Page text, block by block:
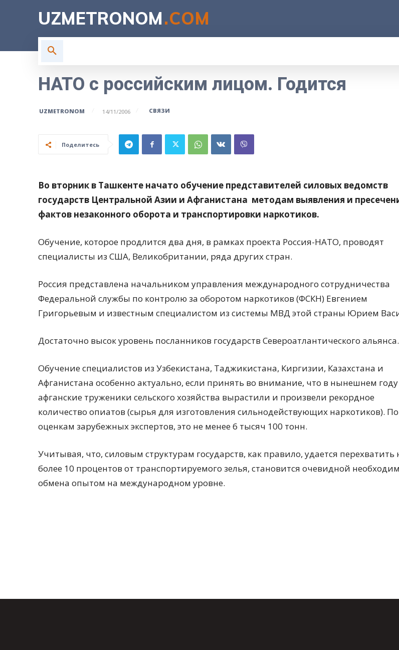
UZMETRONOM.COM
НАТО с российским лицом. Годится
UZMETRONOM 14/11/2006 СВЯЗИ
Поделитесь
Во вторник в Ташкенте начато обучение представителей силовых ведомств
государств Центральной Азии и Афганистана методам выявления и
фактов незаконного оборота и транспортировки наркотиков.
Обучение, которое продлится два дня, в рамках проекта Россия-НАТО, проводят
специалисты из США, Великобритании, ряда других стран.
Россия представлена начальником управления международного сотрудничества
Федеральной службы по контролю за оборотом наркотиков (ФСКН) Евгением
Григорьевым и известным специалистом из системы МВД этой страны Юрием
Достаточно высок уровень посланников государств Североатлантического альянса.
Обучение специалистов из Узбекистана, Таджикистана, Киргизии, Казахстана и
Афганистана особенно актуально, если принять во внимание, что в нынешнем году
афганские труженики сельского хозяйства вырастили и произвели рекордное
количество опиатов (сырья для изготовления сильнодействующих наркотиков). По
оценкам зарубежных экспертов, это не менее 6 тысяч 100 тонн.
Учитывая, что, силовым структурам государств, как правило, удается перехватить
более 10 процентов от транспортируемого зелья, становится очевидной
обмена опытом на международном уровне.